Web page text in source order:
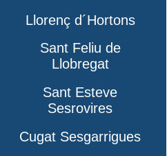
Llorenç d´Hortons
Sant Feliu de
Llobregat
Sant Esteve
Sesrovires
Cugat Sesgarrigues